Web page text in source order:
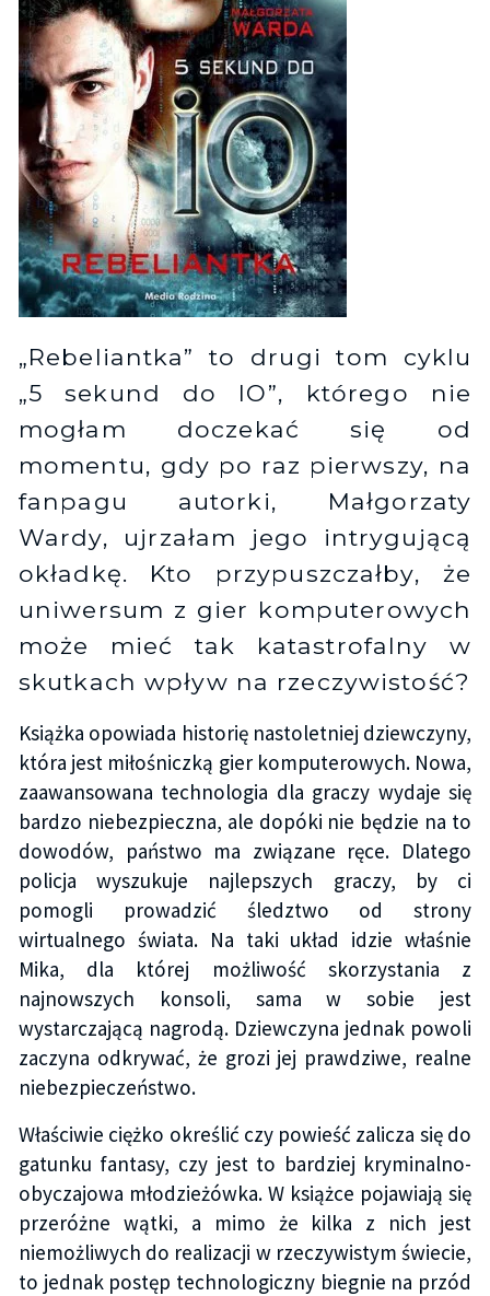
„Rebeliantka” to drugi tom cyklu
„5 sekund do IO”, którego nie
mogłam doczekać się od
momentu, gdy po raz pierwszy, na
fanpagu autorki, Małgorzaty
Wardy, ujrzałam jego intrygującą
okładkę. Kto przypuszczałby, że
uniwersum z gier komputerowych
może mieć tak katastrofalny w
skutkach wpływ na rzeczywistość?
Książka opowiada historię nastoletniej dziewczyny,
która jest miłośniczką gier komputerowych. Nowa,
zaawansowana technologia dla graczy wydaje się
bardzo niebezpieczna, ale dopóki nie będzie na to
dowodów, państwo ma związane ręce. Dlatego
policja wyszukuje najlepszych graczy, by ci
pomogli prowadzić śledztwo od strony
wirtualnego świata. Na taki układ idzie właśnie
Mika, dla której możliwość skorzystania z
najnowszych konsoli, sama w sobie jest
wystarczającą nagrodą. Dziewczyna jednak powoli
zaczyna odkrywać, że grozi jej prawdziwe, realne
niebezpieczeństwo.
Właściwie ciężko określić czy powieść zalicza się do
gatunku fantasy, czy jest to bardziej kryminalno-
obyczajowa młodzieżówka. W książce pojawiają się
przeróżne wątki, a mimo że kilka z nich jest
niemożliwych do realizacji w rzeczywistym świecie,
to jednak postęp technologiczny biegnie na przód